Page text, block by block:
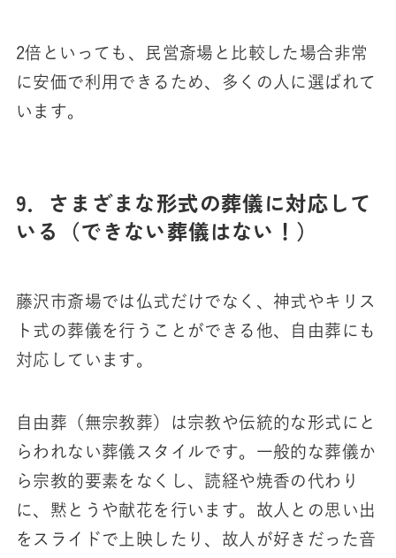
2倍といっても、民営斎場と比較した場合非常
に安価で利用できるため、多くの人に選ばれて
います。
9．さまざまな形式の葬儀に対応して
いる（できない葬儀はない！）
藤沢市斎場では仏式だけでなく、神式やキリス
ト式の葬儀を行うことができる他、自由葬にも
対応しています。
自由葬（無宗教葬）は宗教や伝統的な形式にと
らわれない葬儀スタイルです。一般的な葬儀か
ら宗教的要素をなくし、読経や焼香の代わり
に、黙とうや献花を行います。故人との思い出
をスライドで上映したり、故人が好きだった音